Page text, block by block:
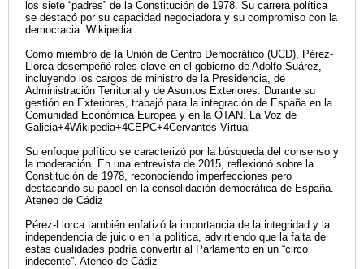
los siete “padres” de la Constitución de 1978. Su carrera política
se destacó por su capacidad negociadora y su compromiso con la
democracia. Wikipedia
Como miembro de la Unión de Centro Democrático (UCD), Pérez-
Llorca desempeñó roles clave en el gobierno de Adolfo Suárez,
incluyendo los cargos de ministro de la Presidencia, de
Administración Territorial y de Asuntos Exteriores. Durante su
gestión en Exteriores, trabajó para la integración de España en la
Comunidad Económica Europea y en la OTAN. La Voz de
Galicia+4Wikipedia+4CEPC+4Cervantes Virtual
Su enfoque político se caracterizó por la búsqueda del consenso y
la moderación. En una entrevista de 2015, reflexionó sobre la
Constitución de 1978, reconociendo imperfecciones pero
destacando su papel en la consolidación democrática de España.
Ateneo de Cádiz
Pérez-Llorca también enfatizó la importancia de la integridad y la
independencia de juicio en la política, advirtiendo que la falta de
estas cualidades podría convertir al Parlamento en un “circo
indecente”. Ateneo de Cádiz